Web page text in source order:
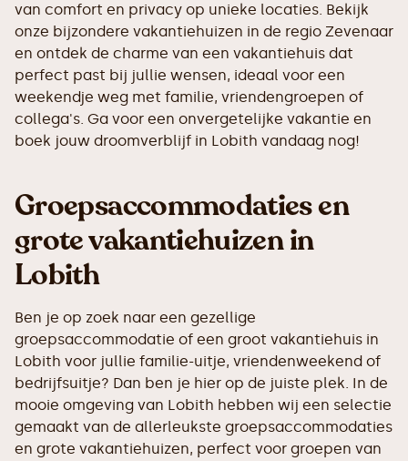
van comfort en privacy op unieke locaties. Bekijk
onze bijzondere vakantiehuizen in de regio Zevenaar
en ontdek de charme van een vakantiehuis dat
perfect past bij jullie wensen, ideaal voor een
weekendje weg met familie, vriendengroepen of
collega's. Ga voor een onvergetelijke vakantie en
boek jouw droomverblijf in Lobith vandaag nog!
Groepsaccommodaties en
grote vakantiehuizen in
Lobith
Ben je op zoek naar een gezellige
groepsaccommodatie of een groot vakantiehuis in
Lobith voor jullie familie-uitje, vriendenweekend of
bedrijfsuitje? Dan ben je hier op de juiste plek. In de
mooie omgeving van Lobith hebben wij een selectie
gemaakt van de allerleukste groepsaccommodaties
en grote vakantiehuizen, perfect voor groepen van